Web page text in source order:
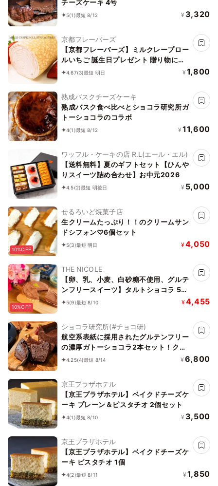
チーズケーキ 4号
5(1)最短 8/12 ¥ 3,320
京都フレーバーズ
【京都フレーバーズ】ミルクレープロー
ルいちご 誕生日プレゼント 贈り物に最
適 お中元2026
4.67(3)最短 明日 ¥ 1,800
熟成バスクチーズケーキ
熟成バスク食べ比べとショコラ研究所ガ
トーショコラのコラボ
4(1)最短 8/12 ¥ 11,600
ワッフル・ケーキの店 R.L(エール・エル)
【送料無料】夏のギフトセット【ひんや
りスイーツ詰め合わせ】お中元2026
4.5(2)最短 明後日 ¥ 5,000
10%OFF
せるろいど焼菓子店
生クリームたっぷり！！のクリームサン
ドシフォン♡6個セット
5(3)最短 明日 ¥4,050
10%OFF
THE NICOLE
【卵、乳、小麦、白砂糖不使用、グルテ
ンフリースイーツ】タルトショコラ 5号
15cm【京豆腐仕込み】《ヴィーガンス
5(9)最短 8/10 ¥4,455
ショコラ研究所(#チョコ研)
航空系表紙に採用されたグルテンフリー
の濃厚ガトーショコラ2本セット！クラ
ファンで1日200万売れました。誕生日
4.25(4)最短 8/14 ¥ 6,800
京王プラザホテル
【京王プラザホテル】ベイクドチーズケ
ーキ プレーン＆ピスタチオ 2個セット
4(1)最短 8/10 ¥ 3,500
京王プラザホテル
【京王プラザホテル】ベイクドチーズケ
ーキ ピスタチオ 1個
4(2)最短 8/11 ¥ 1,850